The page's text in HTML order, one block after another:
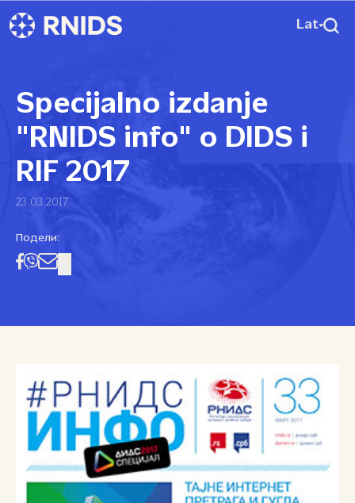
Lat
Specijalno izdanje
"RNIDS info" o DIDS i
RIF 2017
23.03.2017
Подели: